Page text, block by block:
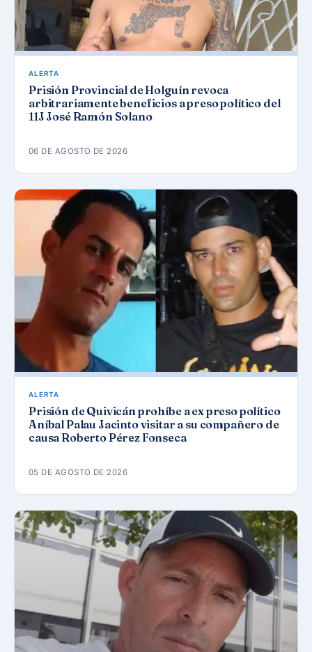
ALERTA
Prisión Provincial de Holguín revoca
arbitrariamente beneficios a preso político del
11J José Ramón Solano
06 DE AGOSTO DE 2026
ALERTA
Prisión de Quivicán prohíbe a ex preso político
Aníbal Palau Jacinto visitar a su compañero de
causa Roberto Pérez Fonseca
05 DE AGOSTO DE 2026